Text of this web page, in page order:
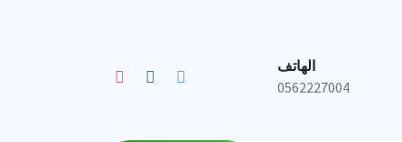
الهاتف
0562227004